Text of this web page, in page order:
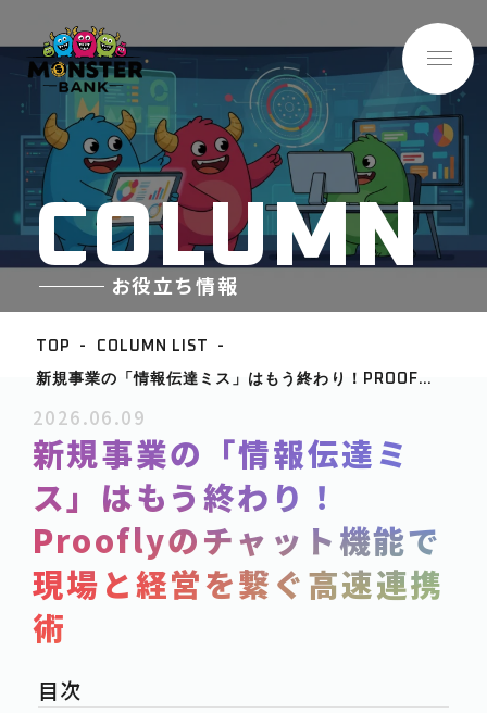
ABOUT-企業情報
SERVICE -サービス
POST
CASE-事例紹介
NEWS
COLUMN
お役立ち情報
TOP COLUMN LIST
新規事業の「情報伝達ミス」はもう終わり！PROOFLY
2026.06.09
新規事業の「情報伝達ミ
ス」はもう終わり！
Prooflyのチャット機能で
現場と経営を繋ぐ高速連携
術